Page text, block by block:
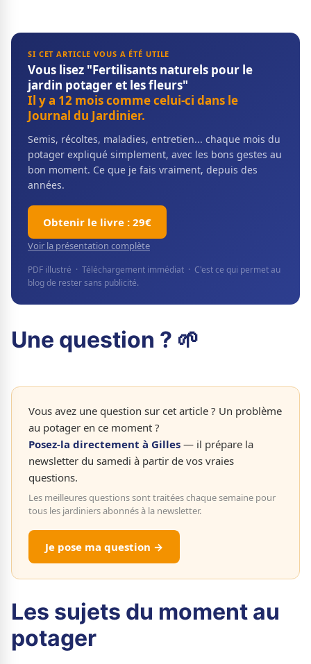
SI CET ARTICLE VOUS A ÉTÉ UTILE
Vous lisez "Fertilisants naturels pour le
jardin potager et les fleurs"
Il y a 12 mois comme celui-ci dans le
Journal du Jardinier.
Semis, récoltes, maladies, entretien... chaque mois du
potager expliqué simplement, avec les bons gestes au
bon moment. Ce que je fais vraiment, depuis des
années.
Obtenir le livre : 29€
Voir la présentation complète
PDF illustré · Téléchargement immédiat · C'est ce qui permet au
blog de rester sans publicité.
Une question ? 🌱
Vous avez une question sur cet article ? Un problème
au potager en ce moment ?
Posez-la directement à Gilles — il prépare la
newsletter du samedi à partir de vos vraies
questions.
Les meilleures questions sont traitées chaque semaine pour
tous les jardiniers abonnés à la newsletter.
Je pose ma question →
Les sujets du moment au
potager